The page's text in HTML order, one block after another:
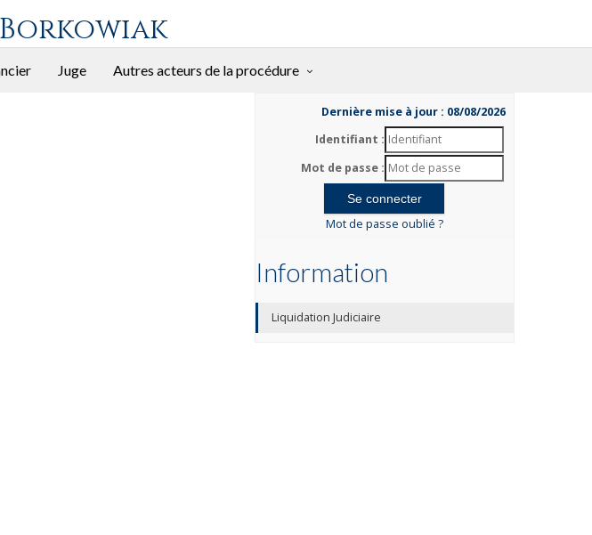
Borkowiak
Juge Autres acteurs de la procédure
Dernière mise à jour : 08/08/2026
Identifiant :
Mot de passe :
Mot de passe oublié ?
Information
Liquidation Judiciaire